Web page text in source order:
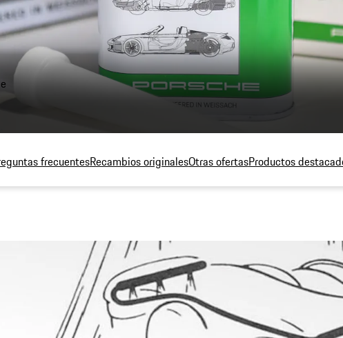
frecuentesRecambios originalesOtras ofertasProductos